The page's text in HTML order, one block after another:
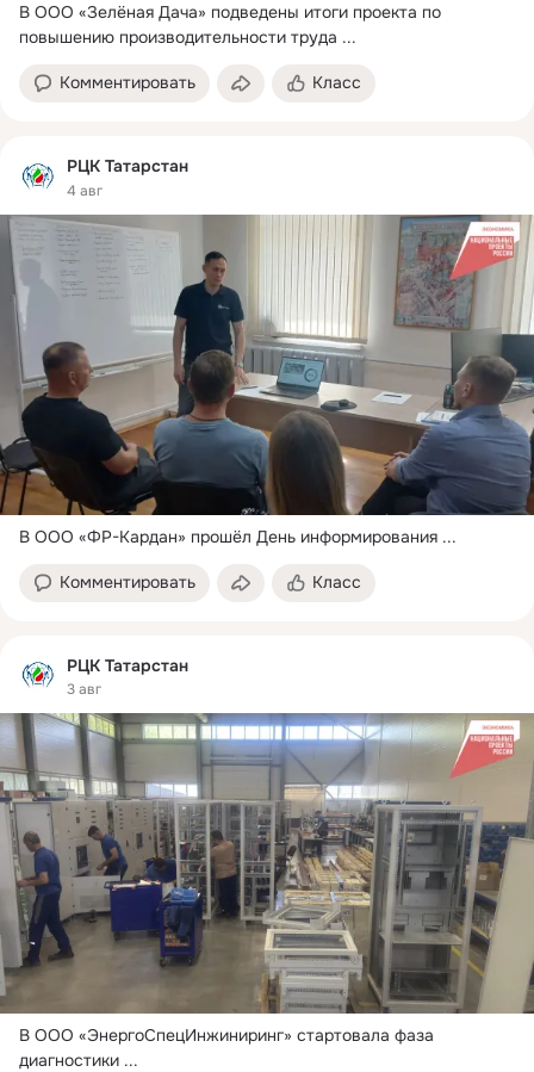
В ООО «Зелёная Дача» подведены итоги проекта по
повышению производительности труда ...
Комментировать Класс
РЦК Татарстан
4 авг
В ООО «ФР-Кардан» прошёл День информирования ...
Комментировать Класс
РЦК Татарстан
3 авг
В ООО «ЭнергоСпецИнжиниринг» стартовала фаза
диагностики ...